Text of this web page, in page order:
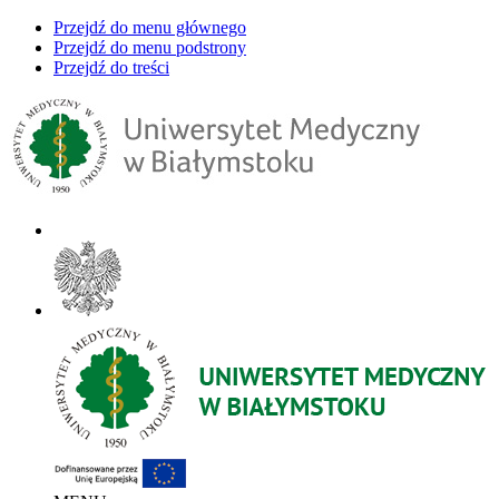
Przejdź do menu głównego
Przejdź do menu podstrony
Przejdź do treści